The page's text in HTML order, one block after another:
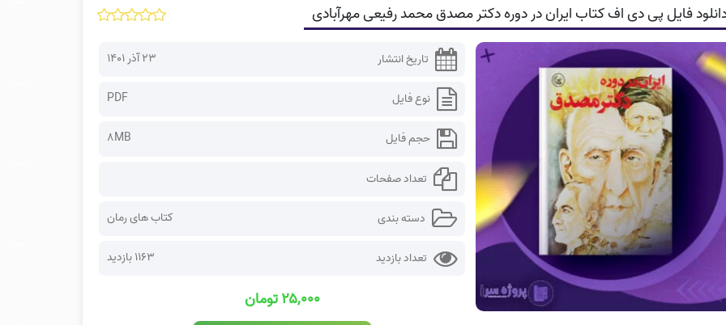
فایل پی دی اف کتاب ایران در دوره دکتر مصدق محمد رفیعی مهرآبادی
تاریخ انتشار ۲۳ آذر ۱۴۰۱
نوع فایل PDF
حجم فایل 8MB
تعداد صفحات
دسته بندی کتاب های رمان
تعداد بازدید 1163 بازدید
۲۵,۰۰۰ تومان